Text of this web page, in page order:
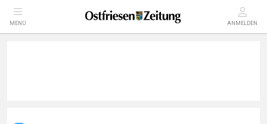
MENÜ ANMELDEN